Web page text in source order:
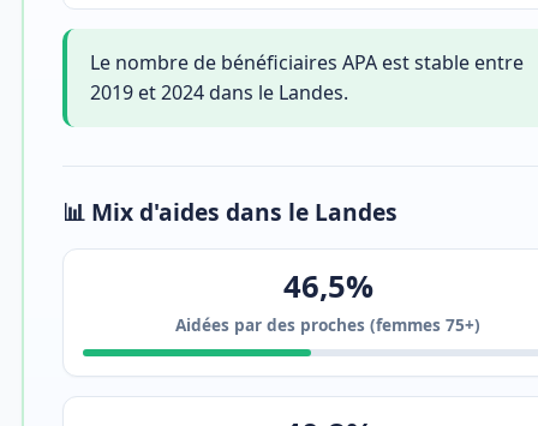
Le nombre de bénéficiaires APA est stable entre
2019 et 2024 dans le Landes.
📊 Mix d'aides dans le Landes
46,5%
Aidées par des proches (femmes 75+)